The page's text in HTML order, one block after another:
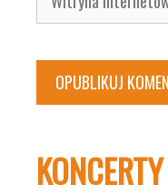
internetowa
KONCERTY